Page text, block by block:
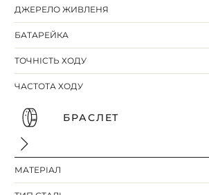
ДЖЕРЕЛО ЖИВЛЕНЯ
БАТАРЕЙКА
ТОЧНІСТЬ ХОДУ
ЧАСТОТА ХОДУ
БРАСЛЕТ
МАТЕРІАЛ